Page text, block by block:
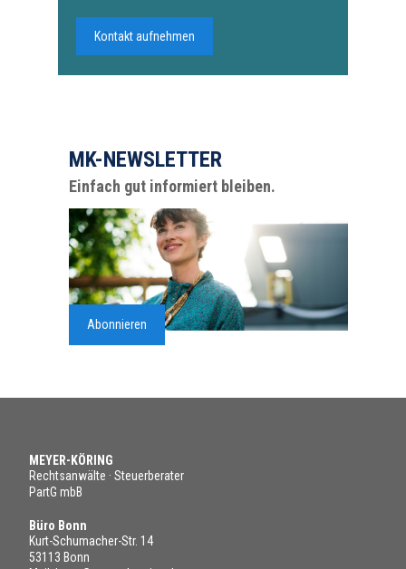
Kontakt aufnehmen
MK-NEWSLETTER
Einfach gut informiert bleiben.
Abonnieren
MEYER-KÖRING
Rechtsanwälte · Steuerberater
PartG mbB
Büro Bonn
Kurt-Schumacher-Str. 14
53113 Bonn